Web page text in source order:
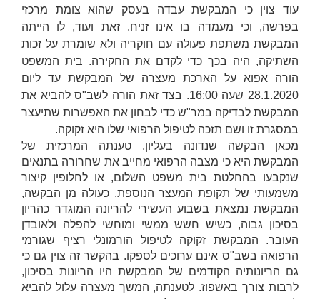
עוד צוין כי המבקשת עבדה בעסק שהוא צומת מרכזי
בפרשה, וכי מעמדה בו אינו זניח. זאת ועוד, לו הייתה
המבקשת משתפת פעולה עם חוקריה ולא שומרת על זכות
השתיקה, היה בכך כדי לקדם את החקירה. בית המשפט
הורה אפוא על הארכת מעצרה של המבקשת עד ליום
28.1.2020 שעה 16:00. בצד זאת הורה לשב"ס להביא את
המבקשת לבדיקה במר"ש כדי לבחון את האפשרות שתיעצר
במסגרת זו ושם תזכה לטיפול הרפואי שלו היא זקוקה.
מכאן הבקשה שנדונה בעליון. טענתה המרכזית של
המבקשת היא כי מצבה הרפואי מחייב את שחרורה בתנאים
שנקבעו בהחלטת בית משפט השלום, או לחלופין קיצור
משמעותי של תקופת המעצר הנוספת. כעולה מן הבקשה,
המבקשת נמצאת בשבוע העשירי להריונה המוגדר כהריון
בסיכון גבוה, כשיש חשש ממשי ומוחשי להפלה ולאובדן
העובר. המבקשת זקוקה לטיפול הורמונלי רציף שגורמי
הרפואה בשב"ס אינם ערוכים לספקו. בהקשר זה צוין גם כי
גם הריונותיה הקודמים של המבקשת היו הריונות בסיכון,
לרבות צורך באשפוז. לטענתה, המשך מעצרה עלול להביא